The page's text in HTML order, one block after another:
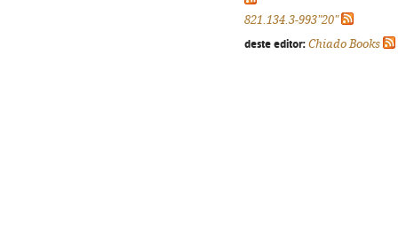
821.134.3-993"20"
deste editor: Chiado Books